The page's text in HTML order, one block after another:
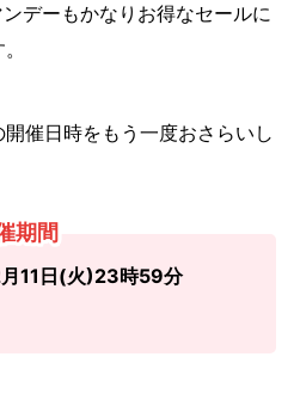
デーもかなりお得なセールに
催日時をもう一度おさらいし
期間
11日(火)23時59分